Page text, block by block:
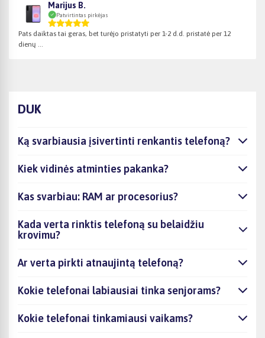
Marijus B.
Patvirtintas pirkėjas
Pats daiktas tai geras, bet turėjo pristatyti per 1-2 d.d. pristatė per 12
dienų ...
DUK
Ką svarbiausia įsivertinti renkantis telefoną?
Kiek vidinės atminties pakanka?
Kas svarbiau: RAM ar procesorius?
Kada verta rinktis telefoną su belaidžiu
krovimu?
Ar verta pirkti atnaujintą telefoną?
Kokie telefonai labiausiai tinka senjorams?
Kokie telefonai tinkamiausi vaikams?